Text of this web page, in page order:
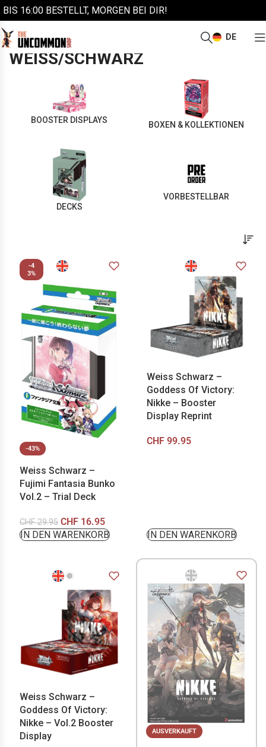
BIS 16:00 BESTELLT, MORGEN BEI DIR!
DE
Start/Weitere Sammelkarten
WEISS/SCHWARZ
BOOSTER DISPLAYS BOXEN & KOLLEKTIONEN
DECKS
VORBESTELLBAR
-4
3%
-43%
Weiss Schwarz –
Fujimi Fantasia Bunko
Vol.2 – Trial Deck
CHF29.95 CHF 16.95
IN DEN WARENKORB
Weiss Schwarz –
Goddess Of Victory:
Nikke – Booster
Display Reprint
CHF99.95
IN DEN WARENKORB
Weiss Schwarz –
Goddess Of Victory:
Nikke – Vol.2 Booster
Display
AUSVERKAUFT